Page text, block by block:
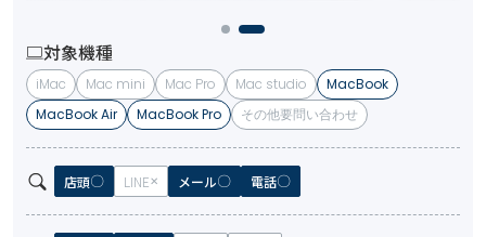
対象機種
iMac Mac mini Mac Pro Mac studio
MacBook
MacBook Air
MacBook Pro その他要問い合わせ
店頭 LINE メール 電話